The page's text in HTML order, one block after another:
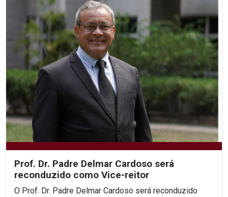
Prof. Dr. Padre Delmar Cardoso será
reconduzido como Vice-reitor
O Prof. Dr. Padre Delmar Cardoso será reconduzido